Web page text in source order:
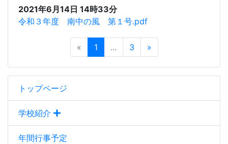
トップページ
学校紹介
年間行事予定
2021年6月14日 14時33分
令和３年度 南中の風 第１号.pdf
« 1 ... 3 »